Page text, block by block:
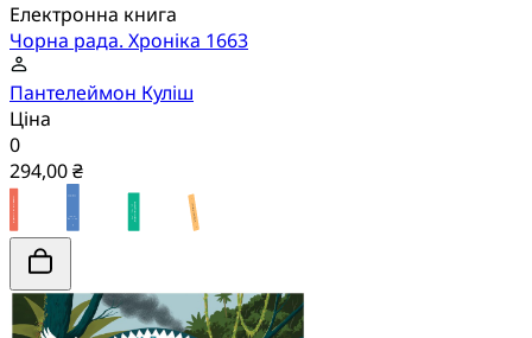
Електронна книга
Чорна рада. Хроніка 1663
Пантелеймон Куліш
Ціна
0
294,00 ₴